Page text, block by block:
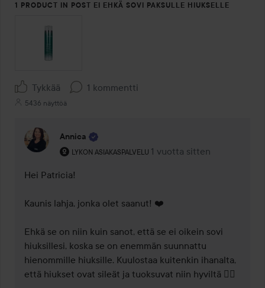
1 PRODUCT IN POST EI EHKÄ SOVI PAKSULLE HIUKSELLE
Tykkää 1 kommentti
5436 näyttöä
Annica
LYKON ASIAKASPALVELU
Käyttäjän rooli: Lykon asiakaspalvelu .
1 vuotta sitten
Kommentti lisättiin 1
Hei Patricia!
Kaunis lahja, jonka olet saanut! ❤️
Ehkä se on niin kuin sanot, että se ei oikein sovi
hiuksillesi, koska se on enemmän suunnattu
hienommille hiuksille. Kuulostaa kuitenkin ihanalta,
että hiukset ovat sileät ja tuoksuvat niin hyviltä 👌🏻